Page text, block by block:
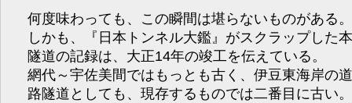
何度味わっても、この瞬間は堪らないものがある
しかも、『日本トンネル大鑑』がスクラップした
隧道の記録は、大正14年の竣工を伝えている。
網代～宇佐美間ではもっとも古く、伊豆東海岸の
路隧道としても、現存するものでは二番目に古い